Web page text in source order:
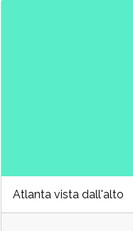
Atlanta vista dall'alto